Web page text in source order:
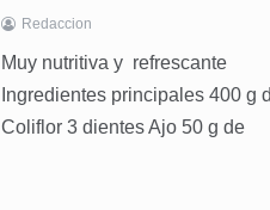
Redaccion
Muy nutritiva y refrescante
Ingredientes principales 400 g
Coliflor 3 dientes Ajo 50 g de